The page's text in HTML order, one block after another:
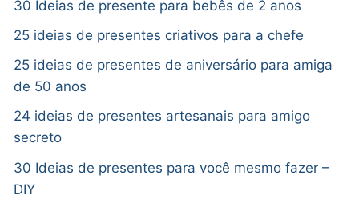
30 Ideias de presente para bebês de 2 anos
25 ideias de presentes criativos para a chefe
25 ideias de presentes de aniversário para amiga
de 50 anos
24 ideias de presentes artesanais para amigo
secreto
30 Ideias de presentes para você mesmo fazer –
DIY